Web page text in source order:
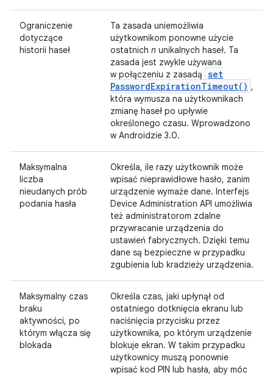
Ograniczenie
dotyczące
historii haseł
Ta zasada uniemożliwia
użytkownikom ponowne użycie
ostatnich n unikalnych haseł. Ta
zasada jest zwykle używana
w połączeniu z zasadą set
PasswordExpirationTimeout( ) ,
która wymusza na użytkownikach
zmianę haseł po upływie
określonego czasu. Wprowadzono
w Androidzie 3.0.
Maksymalna
liczba
nieudanych prób
podania hasła
Określa, ile razy użytkownik może
wpisać nieprawidłowe hasło, zanim
urządzenie wymaże dane. Interfejs
Device Administration API umożliwia
też administratorom zdalne
przywracanie urządzenia do
ustawień fabrycznych. Dzięki temu
dane są bezpieczne w przypadku
zgubienia lub kradzieży urządzenia.
Maksymalny czas
braku
aktywności, po
którym włącza się
blokada
Określa czas, jaki upłynął od
ostatniego dotknięcia ekranu lub
naciśnięcia przycisku przez
użytkownika, po którym urządzenie
blokuje ekran. W takim przypadku
użytkownicy muszą ponownie
wpisać kod PIN lub hasła, aby móc